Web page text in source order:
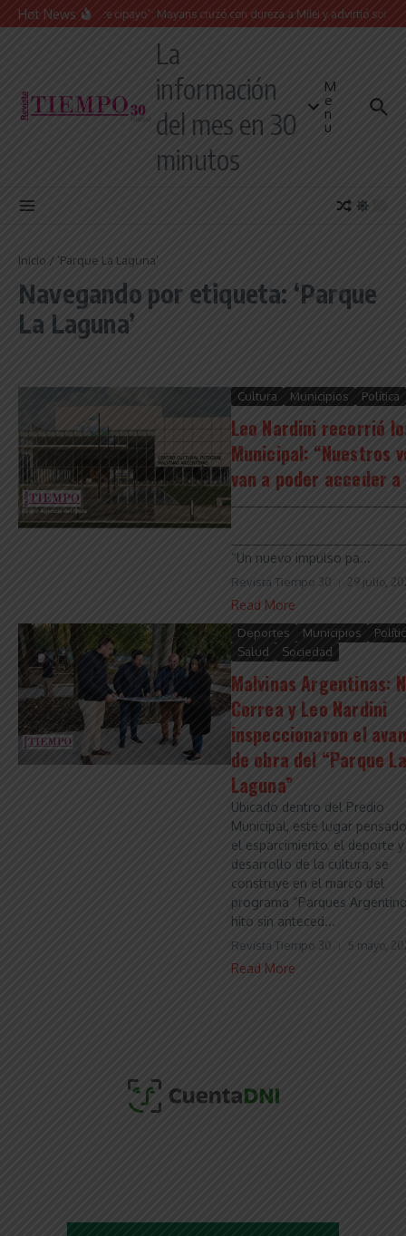
Saltar al contenido
Hot News“Presidente cipayo”: Mayans cruzó con dureza a Milei y advirtió sobre
La
información
del mes en 30
minutos
M
e
n
u
Inicio / ‘Parque La Laguna’
Navegando por etiqueta: ‘Parque
La Laguna’
Cultura Municipios Política
Leo Nardini recorrió
Municipal: “Nuestros
van a poder acceder
“Un nuevo impulso pa...
Revista Tiempo 30 29 julio,
Read More
Deportes Municipios
Salud
Sociedad
Malvinas Argentinas:
Correa y Leo Nardini
inspeccionaron el
de obra del “Parque La
Laguna”
Ubicado dentro del Predio
Municipal, este lugar
el esparcimiento, el deporte
desarrollo de la cultura, se
construye en el marco del
programa “Parques
hito sin anteced...
Revista Tiempo 30 5 mayo,
Read More